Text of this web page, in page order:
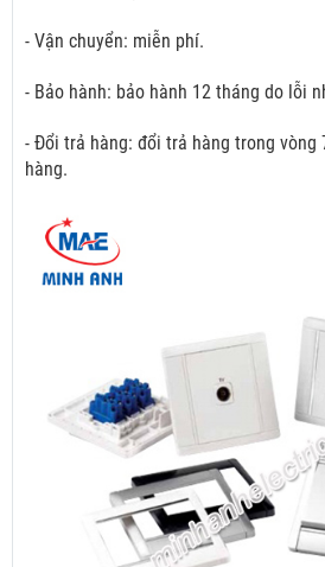
- Vận chuyển: miễn phí.
- Bảo hành: bảo hành 12 tháng do lỗi
- Đổi trả hàng: đổi trả hàng trong vòng
hàng.